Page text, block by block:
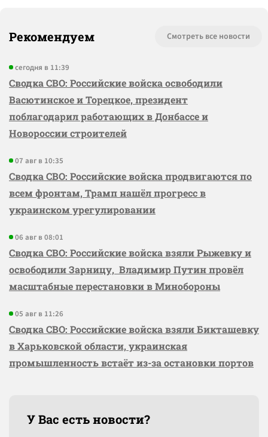
Рекомендуем Смотреть все новости
сегодня в 11:39
Сводка СВО: Российские войска освободили
Васютинское и Торецкое, президент
поблагодарил работающих в Донбассе и
Новороссии строителей
07 авг в 10:35
Сводка СВО: Российские войска продвигаются по
всем фронтам, Трамп нашёл прогресс в
украинском урегулировании
06 авг в 08:01
Сводка СВО: Российские войска взяли Рыжевку и
освободили Зарницу, Владимир Путин провёл
масштабные перестановки в Минобороны
05 авг в 11:26
Сводка СВО: Российские войска взяли Бикташевку
в Харьковской области, украинская
промышленность встаёт из-за остановки портов
У Вас есть новости?